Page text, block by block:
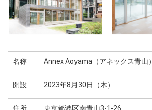
名称 Annex Aoyama（アネックス青山）
開設 2023年8月30日（木）